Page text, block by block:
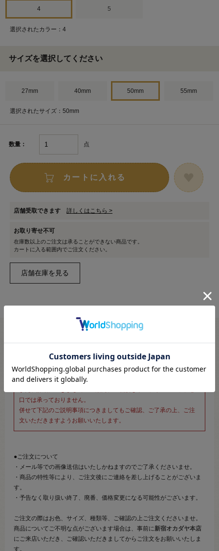
4 5
選択されたカラー：4
サイズを選択してください
27mm 40mm 50mm 55mm
選択されたサイズ：50mm
数量： 点
カートに入れる
店舗受取できます 詳しくはこちら >
お取り寄せ不可
在庫数以上のご注文は承ることができない商品です。
カートに入る範囲内でご注文ください。
※新宿オカダヤ本店お取り扱い商品のご注文専用ページです※
こちらのページは、店頭にてあらかじめ商品詳細および商品コード
をご確認いただいた上でご注文いただけるページです。
そのため、商品画像および詳細は記載しておりません。
口では承っておりません。
併せて下記のご説明事項につきましてもご確認、ご了承の上、ご注
文いただきますようお願いいたします。
●ご注文について
・メール等での画像送信はいたしかねますのでご了承くださいませ。
・商品の特性等により、ご注文後にご連絡を差し上げることがございま
す。
・予告なく取り扱い終了、廃番、価格変更になる可能性がございます。
ご注文の際はお色、サイズ、種類等、ご確認の上ご注文くださいませ。
商品についてご不明な点がございます場合は、事前に新宿オカダヤ本店
にご来店いただき、ご確認いただきましてからご注文をお願いいたしま
す。